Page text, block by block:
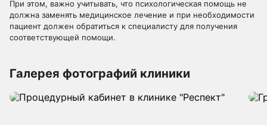
При этом, важно учитывать, что психологическая помощь не
должна заменять медицинское лечение и при необходимости
пациент должен обратиться к специалисту для получения
соответствующей помощи.
Галерея фотографий клиники